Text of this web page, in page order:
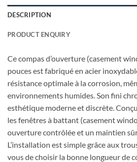
DESCRIPTION
PRODUCT ENQUIRY
Ce compas d’ouverture (casement
pouces est fabriqué en acier
résistance optimale à la corrosion,
environnements humides. Son fini
esthétique moderne et discrète.
les fenêtres à battant (casement
ouverture contrôlée et un maintien
L’installation est simple grâce aux
vous de choisir la bonne longueur de